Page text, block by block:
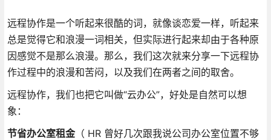
远程协作是一个听起来很酷的词，就像谈恋爱一样，听起来
总是觉得它和浪漫一词相关，但实际进行起来却由于各种原
因感觉不是那么浪漫。那么，我们这次就来分享一下远程协
作过程中的浪漫和苦闷，以及我们在两者之间的取舍。
远程协作，我们也把它叫做“云办公”，好处是自然可以想
象：
节省办公室租金（ HR 曾好几次跟我说公司办公室位置不够